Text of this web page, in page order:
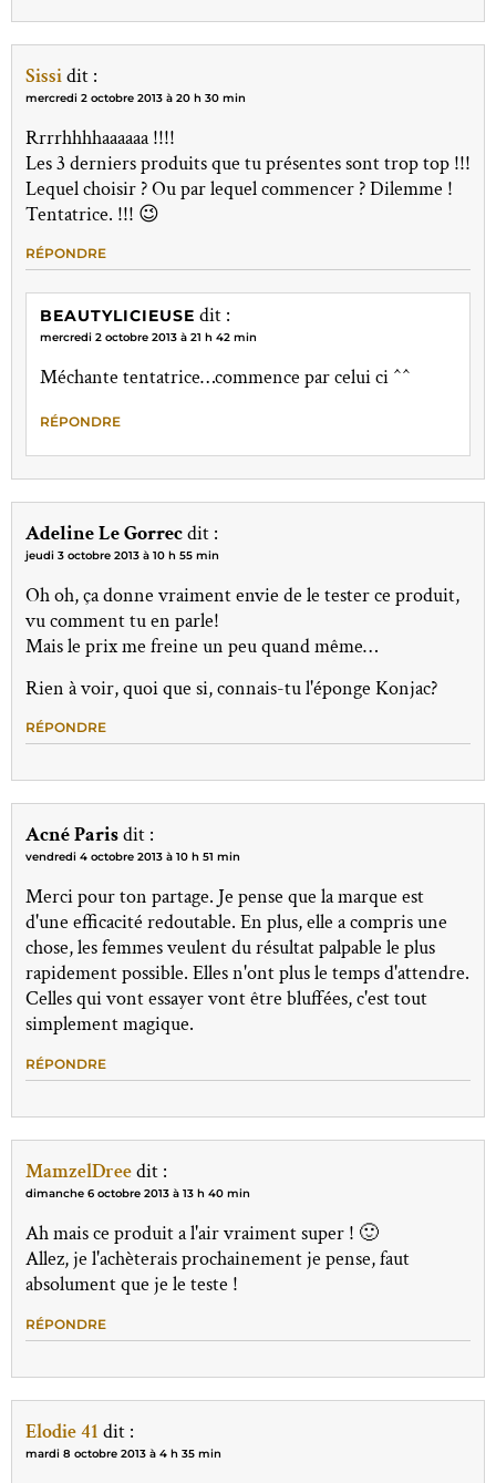
Sissidit :
mercredi 2 octobre 2013 à 20 h 30 min
Rrrrhhhhaaaaaa !!!!
Les 3 derniers produits que tu présentes sont trop top !!!
Lequel choisir ? Ou par lequel commencer ? Dilemme !
Tentatrice. !!! 😉
RÉPONDRE
BEAUTYLICIEUSE dit :
mercredi 2 octobre 2013 à 21 h 42 min
Méchante tentatrice…commence par celui ci ^^
RÉPONDRE
Adeline Le Gorrecdit :
jeudi 3 octobre 2013 à 10 h 55 min
Oh oh, ça donne vraiment envie de le tester ce produit,
vu comment tu en parle!
Mais le prix me freine un peu quand même…
Rien à voir, quoi que si, connais-tu l'éponge Konjac?
RÉPONDRE
Acné Parisdit :
vendredi 4 octobre 2013 à 10 h 51 min
Merci pour ton partage. Je pense que la marque est
d'une efficacité redoutable. En plus, elle a compris une
chose, les femmes veulent du résultat palpable le plus
rapidement possible. Elles n'ont plus le temps d'attendre.
Celles qui vont essayer vont être bluffées, c'est tout
simplement magique.
RÉPONDRE
MamzelDreedit :
dimanche 6 octobre 2013 à 13 h 40 min
Ah mais ce produit a l'air vraiment super ! 🙂
Allez, je l'achèterais prochainement je pense, faut
absolument que je le teste !
RÉPONDRE
Elodie 41 dit :
mardi 8 octobre 2013 à 4 h 35 min